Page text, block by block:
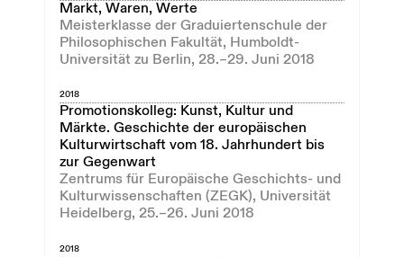
Markt, Waren, Werte
Meisterklasse der Graduiertenschule der
Philosophischen Fakultät, Humboldt-
Universität zu Berlin, 28.–29. Juni 2018
2018
Promotionskolleg: Kunst, Kultur und
Märkte. Geschichte der europäischen
Kulturwirtschaft vom 18. Jahrhundert bis
zur Gegenwart
Zentrums für Europäische Geschichts- und
Kulturwissenschaften (ZEGK), Universität
Heidelberg, 25.–26. Juni 2018
2018